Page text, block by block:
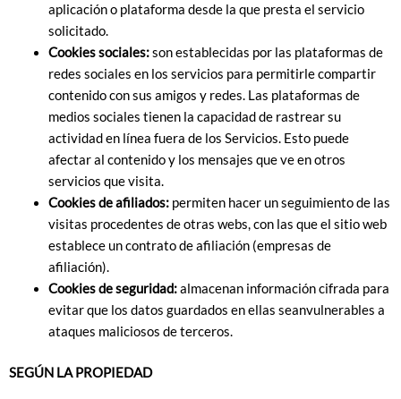
aplicación o plataforma desde la que presta el servicio
solicitado.
Cookies sociales:son establecidas por las plataformas de
redes sociales en los servicios para permitirle compartir
contenido con sus amigos y redes. Las plataformas de
medios sociales tienen la capacidad de rastrear su
actividad en línea fuera de los Servicios. Esto puede
afectar al contenido y los mensajes que ve en otros
servicios que visita.
Cookies de afiliados:permiten hacer un seguimiento de las
visitas procedentes de otras webs, con las que el sitio web
establece un contrato de afiliación (empresas de
afiliación).
Cookies de seguridad:almacenan información cifrada para
evitar que los datos guardados en ellas seanvulnerables a
ataques maliciosos de terceros.
SEGÚN LA PROPIEDAD